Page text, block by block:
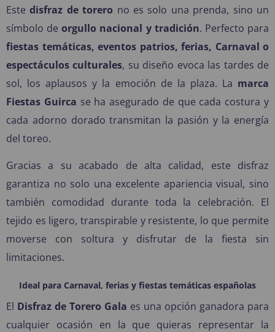
Estedisfraz de torero no es solo una prenda, sino un
símbolo deorgullo nacional y tradición. Perfecto para
fiestas temáticas, eventos patrios, ferias, Carnaval o
espectáculos culturales, su diseño evoca las tardes de
sol, los aplausos y la emoción de la plaza. La marca
Fiestas Guirca se ha asegurado de que cada costura y
cada adorno dorado transmitan la pasión y la energía
del toreo.
Gracias a su acabado de alta calidad, este disfraz
garantiza no solo una excelente apariencia visual, sino
también comodidad durante toda la celebración. El
tejido es ligero, transpirable y resistente, lo que permite
moverse con soltura y disfrutar de la fiesta sin
limitaciones.
Ideal para Carnaval, ferias y fiestas temáticas españolas
El Disfraz de Torero Gala es una opción ganadora para
cualquier ocasión en la que quieras representar la